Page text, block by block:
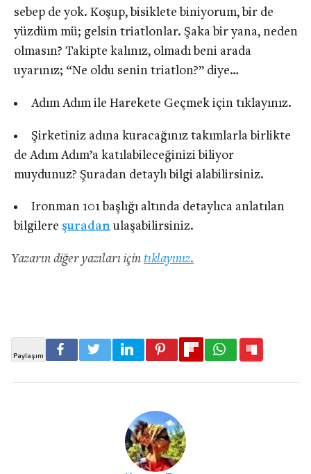
sebep de yok. Koşup, bisiklete biniyorum, bir de
yüzdüm mü; gelsin triatlonlar. Şaka bir yana, neden
olmasın? Takipte kalınız, olmadı beni arada
uyarınız; “Ne oldu senin triatlon?” diye…
Adım Adım ile Harekete Geçmek için tıklayınız.
Şirketiniz adına kuracağınız takımlarla birlikte
de Adım Adım’a katılabileceğinizi biliyor
muydunuz? Şuradan detaylı bilgi alabilirsiniz.
Ironman 101 başlığı altında detaylıca anlatılan
bilgilere şuradanulaşabilirsiniz.
Yazarın diğer yazıları için tıklayınız.